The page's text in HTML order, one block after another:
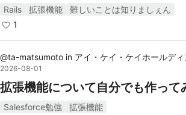
Rails 拡張機能
難しいことは知りましぇん
1
@ta-matsumoto in アイ・ケイ・ケイホールデ
2026-08-01
拡張機能について自分でも作って
Salesforce勉強
拡張機能